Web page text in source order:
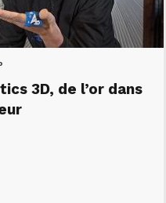
3D, de l’or dans